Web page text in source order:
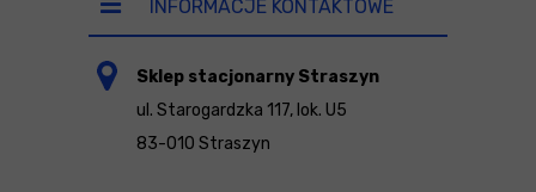
INFORMACJE KONTAKTOWE
Sklep stacjonarny Straszyn
ul. Starogardzka 117, lok. U5
83-010 Straszyn